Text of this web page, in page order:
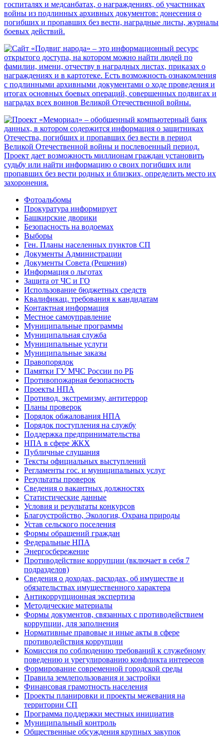
Фотоальбомы
Прокуратура информирует
Башкирские дворики
Безопасность на водоемах
Выборы
Ген. Планы населенных пунктов СП
Документы Администрации
Документы Совета (Решения)
Информация о льготах
Защита от ЧС и ГО
Использование бюджетных средств
Квалификац. требования к кандидатам
Контактная информация
Местное самоуправление
Муниципальные программы
Муниципальная служба
Муниципальные услуги
Муниципальные заказы
Правопорядок
Памятки ГУ МЧС России по РБ
Противопожарная безопасность
Проекты НПА
Противод. экстремизму, антитеррор
Планы проверок
Порядок обжалования НПА
Порядок поступления на службу
Поддержка предпринимательства
НПА в сфере ЖКХ
Публичные слушания
Тексты официальных выступлений
Регламенты гос. и муниципальных услуг
Результаты проверок
Сведения о вакантных должностях
Статистические данные
Условия и результаты конкурсов
Благоустройство, Экология, Охрана природы
Устав сельского поселения
Формы обращений граждан
Федеральные НПА
Энергосбережение
Противодействие коррупции (включает в себя 7
подразделов)
Сведения о доходах, расходах, об имуществе и
обязательствах имущественного характера
Антикоррупционная экспертиза
Методические материалы
Формы документов, связанных с противодействием
коррупции, для заполнения
Нормативные правовые и иные акты в сфере
противодействия коррупции
Комиссия по соблюдению требований к служебному
поведению и урегулированию конфликта интересов
Формирование современной городской среды
Правила землепользования и застройки
Финансовая грамотность населения
Проекты планировки и проекты межевания на
территории СП
Программа поддержки местных инициатив
Муниципальный контроль
Общественные обсуждения крупных закупок